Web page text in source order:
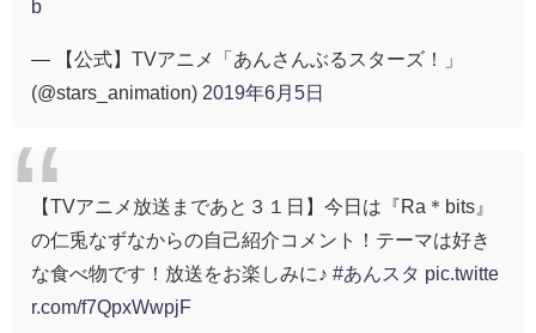
b
— 【公式】TVアニメ「あんさんぶるスターズ！」
(@stars_animation) 2019年6月5日
【TVアニメ放送まであと３１日】今日は『Ra＊bits』
の仁兎なずなからの自己紹介コメント！テーマは好き
な食べ物です！放送をお楽しみに♪ #あんスタ pic.twitte
r.com/f7QpxWwpjF